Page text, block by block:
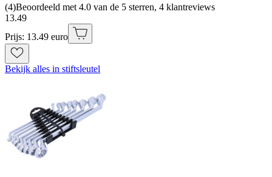
(4)Beoordeeld met 4.0 van de 5 sterren, 4 klantreviews
13.49
Prijs: 13.49 euro
Bekijk alles in stiftsleutel